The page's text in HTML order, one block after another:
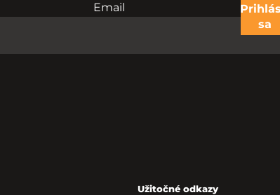
Nevypĺňajte toto pole:
Email
sa
Užitočné odkazy